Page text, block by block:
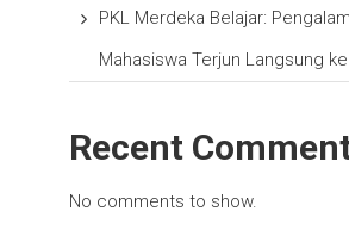
PKL Merdeka Belajar:
Mahasiswa Terjun Langsung
Recent
No comments to show.